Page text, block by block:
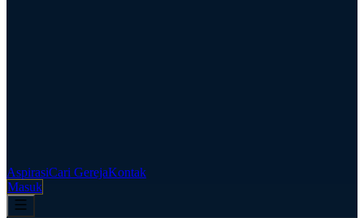
AspirasiCari GerejaKontak
Masuk